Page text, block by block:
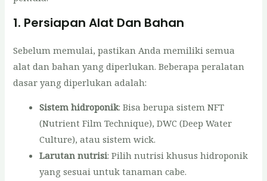
1. Persiapan Alat Dan Bahan
Sebelum memulai, pastikan Anda memiliki semua
alat dan bahan yang diperlukan. Beberapa peralatan
dasar yang diperlukan adalah:
Sistem hidroponik: Bisa berupa sistem NFT
(Nutrient Film Technique), DWC (Deep Water
Culture), atau sistem wick.
Larutan nutrisi: Pilih nutrisi khusus hidroponik
yang sesuai untuk tanaman cabe.